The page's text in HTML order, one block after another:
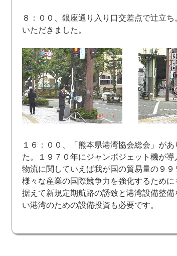
８：００、銀座通り入り口交差点で辻立
いただきました。
１６：００、「熊本県港湾協会総会」が
た。１９７０年にジャンボジェット機が
物流に関していえば我が国の貿易量の９
様々な産業の国際競争力を強化するため
据えて新規定期航路の誘致と港湾設備整
い港湾のための設備投資も必要です。